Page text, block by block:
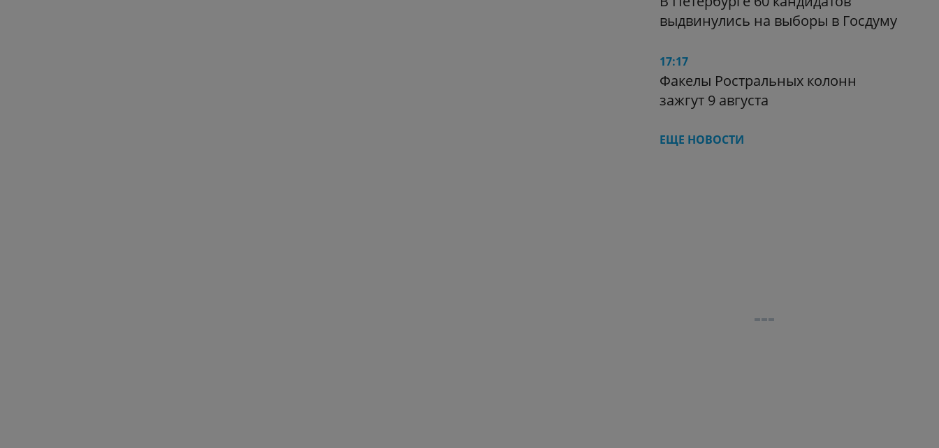
выдвинулись на выборы в Госдуму
17:17
Факелы Ростральных колонн
зажгут 9 августа
ЕЩЕ НОВОСТИ